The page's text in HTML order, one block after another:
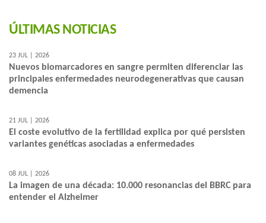
ÚLTIMAS NOTICIAS
23 JUL | 2026
Nuevos biomarcadores en sangre permiten diferenciar las
principales enfermedades neurodegenerativas que causan
demencia
21 JUL | 2026
El coste evolutivo de la fertilidad explica por qué persisten
variantes genéticas asociadas a enfermedades
08 JUL | 2026
La imagen de una década: 10.000 resonancias del BBRC para
entender el Alzheimer